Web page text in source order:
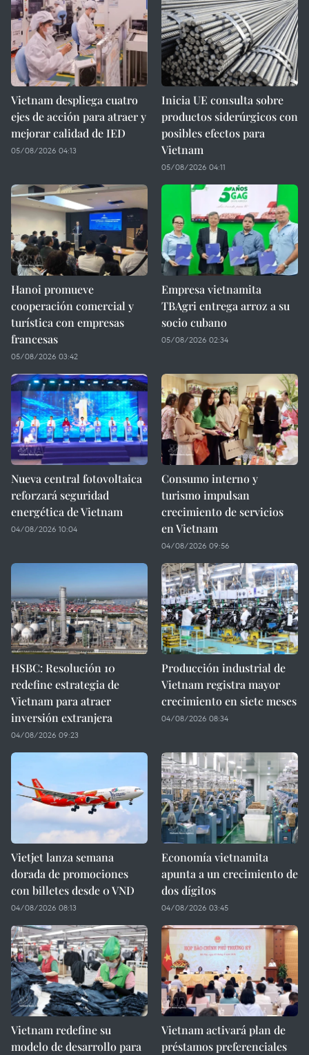
Vietnam despliega cuatro
ejes de acción para atraer y
mejorar calidad de IED
05/08/2026 04:13
Inicia UE consulta sobre
productos siderúrgicos con
posibles efectos para
Vietnam
05/08/2026 04:11
Hanoi promueve
cooperación comercial y
turística con empresas
francesas
05/08/2026 03:42
Empresa vietnamita
TBAgri entrega arroz a su
socio cubano
05/08/2026 02:34
Nueva central fotovoltaica
reforzará seguridad
energética de Vietnam
04/08/2026 10:04
Consumo interno y
turismo impulsan
crecimiento de servicios
en Vietnam
04/08/2026 09:56
HSBC: Resolución 10
redefine estrategia de
Vietnam para atraer
inversión extranjera
04/08/2026 09:23
Producción industrial de
Vietnam registra mayor
crecimiento en siete meses
04/08/2026 08:34
Vietjet lanza semana
dorada de promociones
con billetes desde 0 VND
04/08/2026 08:13
Economía vietnamita
apunta a un crecimiento de
dos dígitos
04/08/2026 03:45
Vietnam redefine su
modelo de desarrollo para
Vietnam activará plan de
préstamos preferenciales